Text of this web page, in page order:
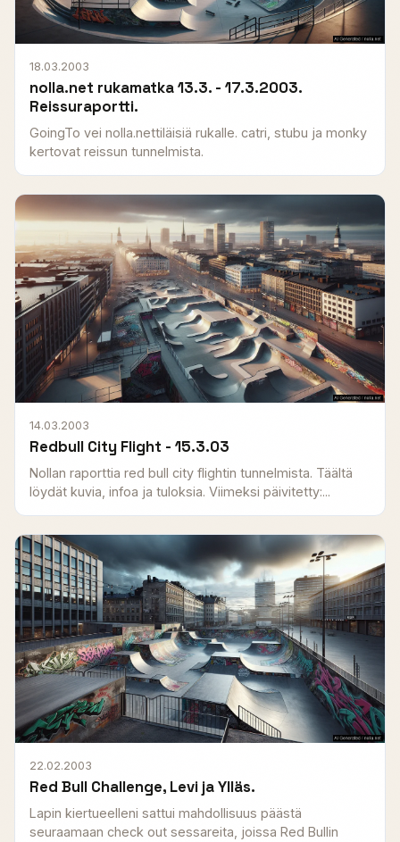
18.03.2003
nolla.net rukamatka 13.3. - 17.3.2003.
Reissuraportti.
GoingTo vei nolla.nettiläisiä rukalle. catri, stubu ja monky
kertovat reissun tunnelmista.
14.03.2003
Redbull City Flight - 15.3.03
Nollan raporttia red bull city flightin tunnelmista. Täältä
löydät kuvia, infoa ja tuloksia. Viimeksi päivitetty:...
22.02.2003
Red Bull Challenge, Levi ja Ylläs.
Lapin kiertueelleni sattui mahdollisuus päästä
seuraamaan check out sessareita, joissa Red Bullin